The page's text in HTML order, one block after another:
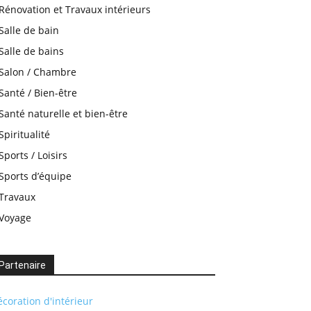
et Travaux intérieurs
de bain
de bains
/ Chambre
/ Bien-être
naturelle et bien-être
/ Loisirs
d’équipe
d'intérieur